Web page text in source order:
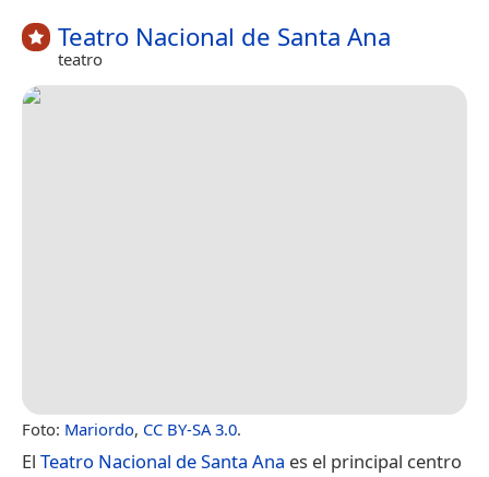
Teatro Nacional de Santa Ana
teatro
Foto: Mariordo, CC BY-SA 3.0.
El Teatro Nacional de Santa Ana es el principal centro